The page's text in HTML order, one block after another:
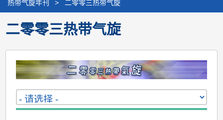
热带气旋年刊
> 二零零三热带气旋
二零零三热带气旋